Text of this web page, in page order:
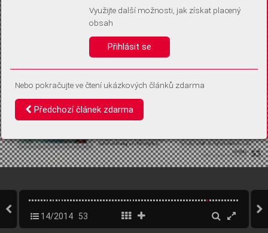
Vaše souhlasy a odmítnutí si ukládáme do vašeho zařízení, abychom se
vás už příště znovu neptali. Můžete je kdykoli později upravit ve Správě
14/2014 53
Využijte další možnosti, jak získat placený
obsah
Přihlásit se
Nebo pokračujte ve čtení ukázkových článků zdarma
Předchozí článek zdarma